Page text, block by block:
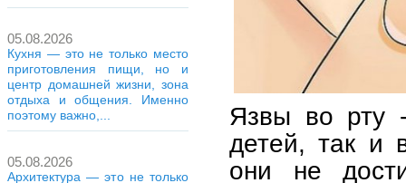
05.08.2026
Кухня — это не только место
приготовления пищи, но и
центр домашней жизни, зона
отдыха и общения. Именно
поэтому важно,...
05.08.2026
Архитектура — это не только
Язвы во рту
детей, так и
они не